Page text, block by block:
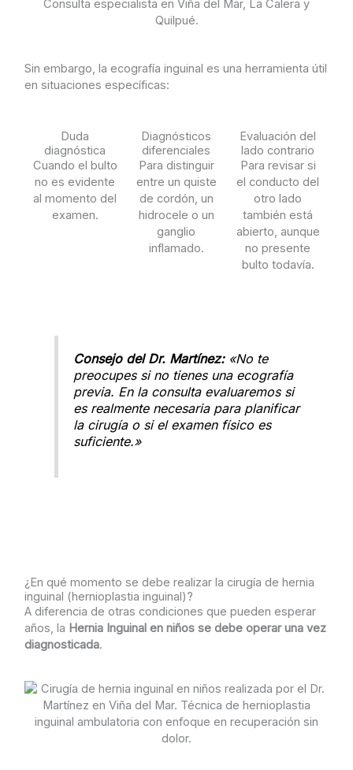
Sin embargo, la ecografía inguinal es una herramienta útil
en situaciones específicas:
Duda
diagnóstica
Cuando el bulto
no es evidente
al momento del
examen.
Diagnósticos
diferenciales
Para distinguir
entre un quiste
de cordón, un
hidrocele o un
ganglio
inflamado.
Evaluación del
lado contrario
Para revisar si
el conducto del
otro lado
también está
abierto, aunque
no presente
bulto todavía.
Consejo del Dr. Martínez: «No te
preocupes si no tienes una ecografía
previa. En la consulta evaluaremos si
es realmente necesaria para planificar
la cirugía o si el examen físico es
suficiente.»
¿En qué momento se debe realizar la cirugía de hernia
inguinal (hernioplastia inguinal)?
A diferencia de otras condiciones que pueden esperar
años, la Hernia Inguinal en niños se debe operar una vez
diagnosticada.